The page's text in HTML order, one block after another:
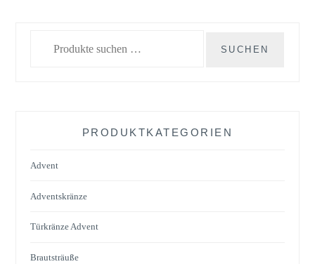
SUCHEN
PRODUKTKATEGORIEN
Advent
Adventskränze
Türkränze Advent
Brautsträuße